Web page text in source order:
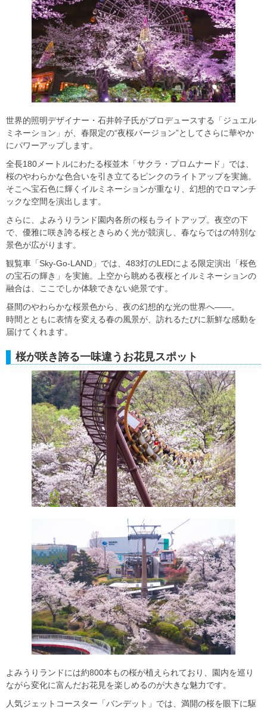
世界的照明デザイナー・石井幹子氏がプロデュースする「ジュエル
ミネーション」が、春限定の“夜桜バージョン”としてさらに華やか
にパワーアップします。
全長180メートルにわたる桜並木「サクラ・プロムナード」では、
桜のやわらかな色合いを引き立てるピンクのライトアップを実施。
そこへ宝石色に輝くイルミネーションが重なり、幻想的でロマンチ
ックな空間を演出します。
さらに、よみうりランド園内各所の桜もライトアップ。夜空の下
で、優雅に咲き誇る桜ときらめく光が競演し、春ならではの特別な
景色が広がります。
観覧車「Sky-Go-LAND」では、483灯のLEDによる限定演出「桜色
の宝石の輝き」を実施。上空から眺める夜桜とイルミネーションの
融合は、ここでしか体験できない絶景です。
昼間のやわらかな桜景色から、夜の幻想的な光の世界へ――。
時間とともに表情を変える春の風景が、訪れるたびに新鮮な感動を
届けてくれます。
桜が咲き誇る一味違うお花見スポット
よみうりランドには約800本もの桜が植えられており、園内を巡り
ながら変化に富んだお花見を楽しめるのが大きな魅力です。
人気ジェットコースター「バンデット」では、満開の桜を眼下に駆